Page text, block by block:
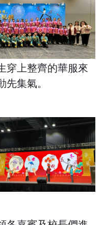
穿上整齊的華服來
集氣。